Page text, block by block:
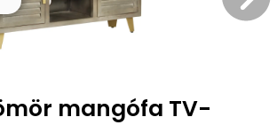
mangófa TV-